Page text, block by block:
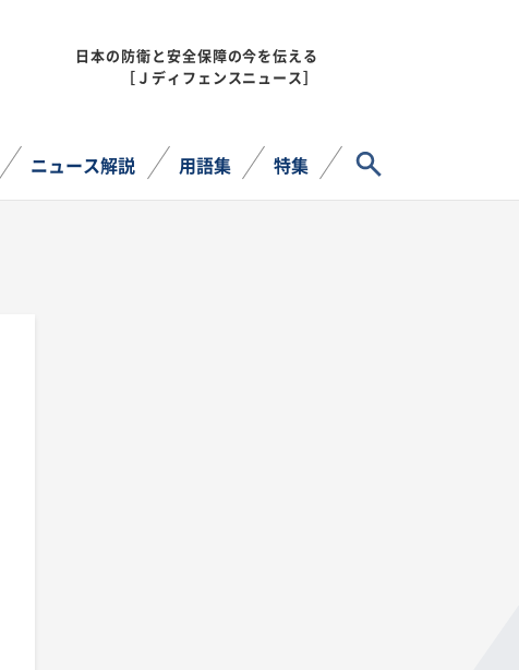
日本の防衛と安全保障の今を伝える
［Ｊディフェンスニュース］
ニュース解説 用語集 特集